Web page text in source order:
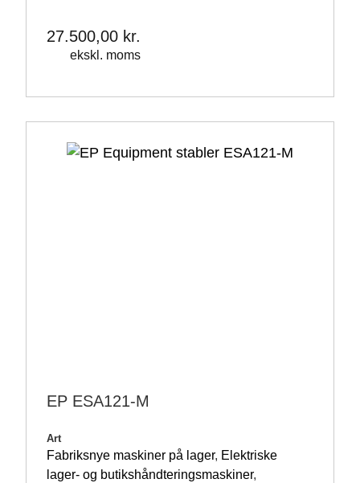
27.500,00 kr.
ekskl. moms
EP ESA121-M
Art
Fabriksnye maskiner på lager, Elektriske
lager- og butikshåndteringsmaskiner,